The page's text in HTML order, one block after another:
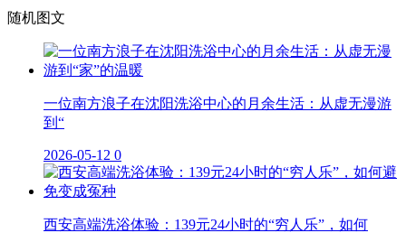
随机图文
一位南方浪子在沈阳洗浴中心的月余生活：从虚无漫游
到“
2026-05-12 0
西安高端洗浴体验：139元24小时的“穷人乐”，如何